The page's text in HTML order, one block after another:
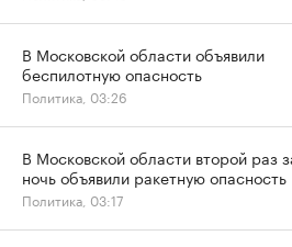
В Московской области объявили
беспилотную опасность
Политика, 03:26
В Московской области второй раз
ночь объявили ракетную опасность
Политика, 03:17